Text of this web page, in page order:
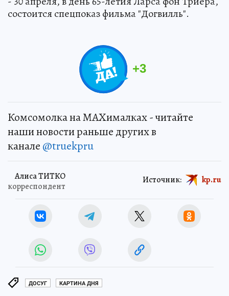
состоится спецпоказ фильма "Догвилль".
+3
Комсомолка на MAXималках - читайте
наши новости раньше других в
канале @truekpru
Алиса ТИТКО
корреспондент
Источник: kp.ru
ДОСУГ КАРТИНА ДНЯ